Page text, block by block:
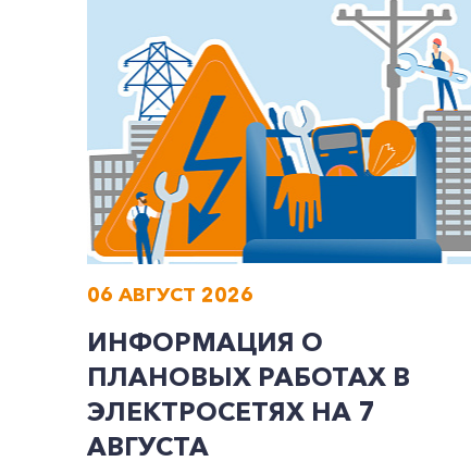
06 АВГУСТ 2026
ИНФОРМАЦИЯ О
ПЛАНОВЫХ РАБОТАХ В
ЭЛЕКТРОСЕТЯХ НА 7
АВГУСТА